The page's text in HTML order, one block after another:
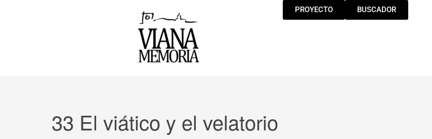
PROYECTO BUSCADOR
33 El viático y el velatorio